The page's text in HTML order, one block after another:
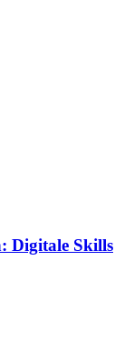
Digitale Skills